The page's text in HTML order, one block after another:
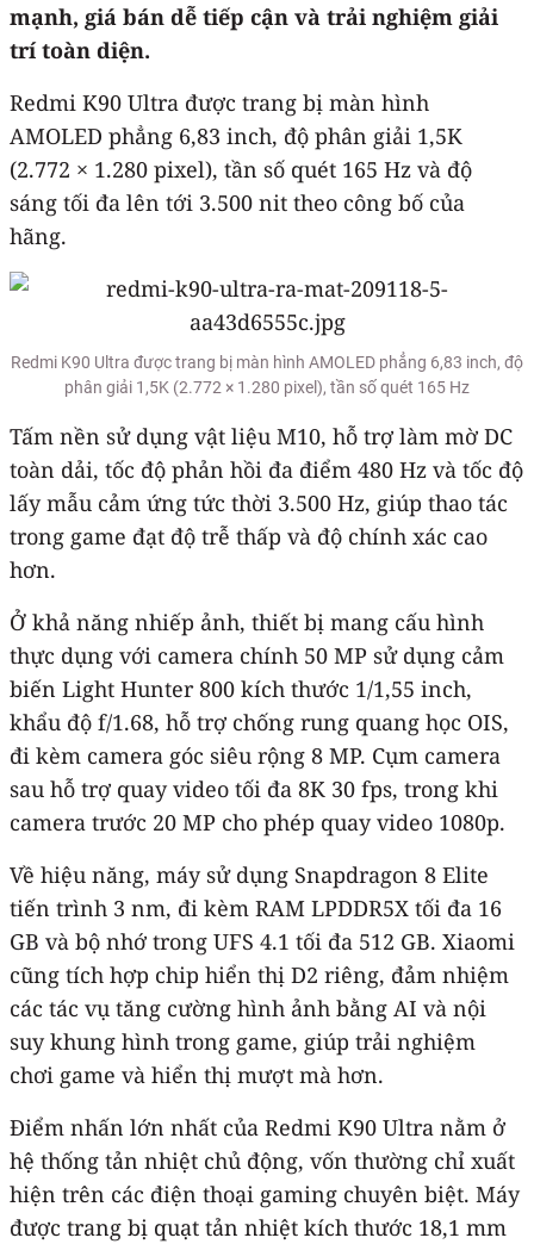
mạnh, giá bán dễ tiếp cận và trải nghiệm giải
trí toàn diện.
Redmi K90 Ultra được trang bị màn hình
AMOLED phẳng 6,83 inch, độ phân giải 1,5K
(2.772 × 1.280 pixel), tần số quét 165 Hz và độ
sáng tối đa lên tới 3.500 nit theo công bố của
hãng.
Redmi K90 Ultra được trang bị màn hình AMOLED phẳng 6,83 inch, độ
phân giải 1,5K (2.772 × 1.280 pixel), tần số quét 165 Hz
Tấm nền sử dụng vật liệu M10, hỗ trợ làm mờ DC
toàn dải, tốc độ phản hồi đa điểm 480 Hz và tốc độ
lấy mẫu cảm ứng tức thời 3.500 Hz, giúp thao tác
trong game đạt độ trễ thấp và độ chính xác cao
hơn.
Ở khả năng nhiếp ảnh, thiết bị mang cấu hình
thực dụng với camera chính 50 MP sử dụng cảm
biến Light Hunter 800 kích thước 1/1,55 inch,
khẩu độ f/1.68, hỗ trợ chống rung quang học OIS,
đi kèm camera góc siêu rộng 8 MP. Cụm camera
sau hỗ trợ quay video tối đa 8K 30 fps, trong khi
camera trước 20 MP cho phép quay video 1080p.
Về hiệu năng, máy sử dụng Snapdragon 8 Elite
tiến trình 3 nm, đi kèm RAM LPDDR5X tối đa 16
GB và bộ nhớ trong UFS 4.1 tối đa 512 GB. Xiaomi
cũng tích hợp chip hiển thị D2 riêng, đảm nhiệm
các tác vụ tăng cường hình ảnh bằng AI và nội
suy khung hình trong game, giúp trải nghiệm
chơi game và hiển thị mượt mà hơn.
Điểm nhấn lớn nhất của Redmi K90 Ultra nằm ở
hệ thống tản nhiệt chủ động, vốn thường chỉ xuất
hiện trên các điện thoại gaming chuyên biệt. Máy
được trang bị quạt tản nhiệt kích thước 18,1 mm